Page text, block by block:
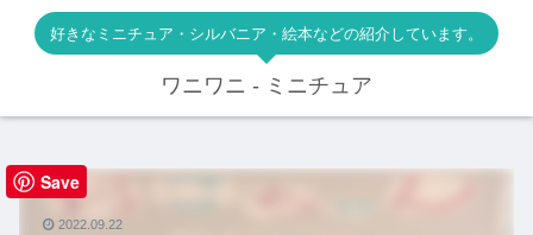
好きなミニチュア・シルバニア・絵本などの紹介しています。
ワニワニ - ミニチュア
絵本
2022.09.22
Save